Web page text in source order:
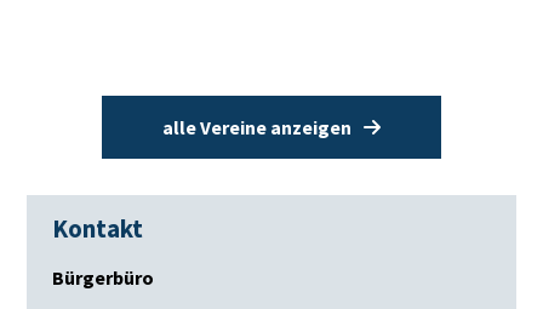
alle Vereine anzeigen
Kontakt
Bürgerbüro